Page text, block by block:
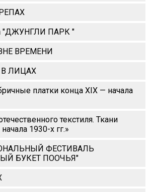
"ДЖУНГЛИ ПАРК "
ВРЕМЕНИ
ЛИЦАХ
платки конца XIX — начала
текстиля. Ткани
1930-х гг.»
ФЕСТИВАЛЬ
БУКЕТ ПООЧЬЯ"